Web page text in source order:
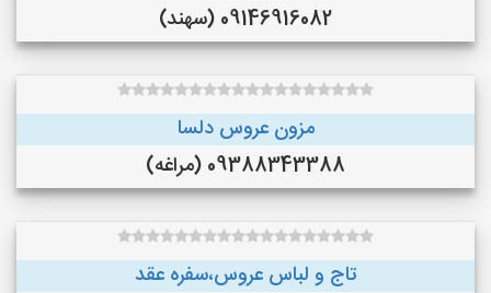
09146916082 (سهند)
مزون عروس دلسا
09388343388 (مراغه)
تاج و لباس عروس،سفره عقد